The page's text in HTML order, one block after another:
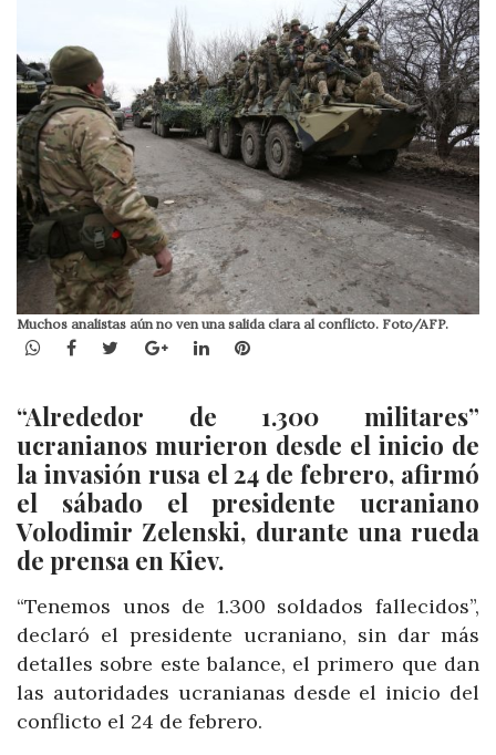
Muchos analistas aún no ven una salida clara al conflicto. Foto/AFP.
WhatsApp
Facebook
TwitterGoogle+LinkedInPinterest
“Alrededor de 1.300 militares”
ucranianos murieron desde el inicio de
la invasión rusa el 24 de febrero, afirmó
el sábado el presidente ucraniano
Volodimir Zelenski, durante una rueda
de prensa en Kiev.
“Tenemos unos de 1.300 soldados fallecidos”,
declaró el presidente ucraniano, sin dar más
detalles sobre este balance, el primero que dan
las autoridades ucranianas desde el inicio del
conflicto el 24 de febrero.